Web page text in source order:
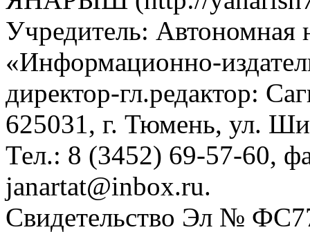
Учредитель: Автономная
«Информационно-
директор-гл.редактор:
625031, г. Тюмень, ул.
Тел.: 8 (3452) 69-57-60,
janartat@inbox.ru.
Свидетельство Эл №